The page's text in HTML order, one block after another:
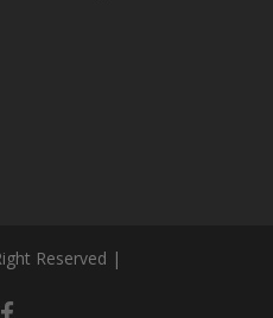
Reserved |